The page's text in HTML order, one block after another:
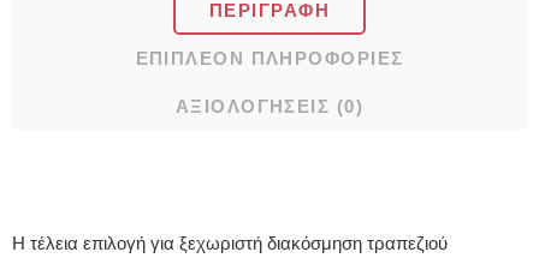
ΠΕΡΙΓΡΑΦΉ
ΕΠΙΠΛΈΟΝ ΠΛΗΡΟΦΟΡΊΕΣ
ΑΞΙΟΛΟΓΉΣΕΙΣ (0)
Η τέλεια επιλογή για ξεχωριστή διακόσμηση τραπεζιού